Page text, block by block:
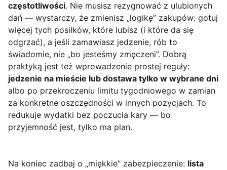
częstotliwości. Nie musisz rezygnować z ulubionych
dań — wystarczy, że zmienisz „logikę” zakupów: gotuj
więcej tych posiłków, które lubisz (i które da się
odgrzać), a jeśli zamawiasz jedzenie, rób to
świadomie, nie „bo jesteśmy zmęczeni”. Dobrą
praktyką jest też wprowadzenie prostej reguły:
jedzenie na mieście lub dostawa tylko w wybrane dni
albo po przekroczeniu limitu tygodniowego w zamian
za konkretne oszczędności w innych pozycjach. To
redukuje wydatki bez poczucia kary — bo
przyjemność jest, tylko ma plan.
Na koniec zadbaj o „miękkie” zabezpieczenie: lista